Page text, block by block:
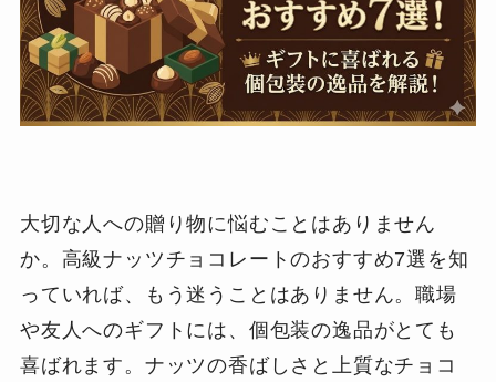
大切な人への贈り物に悩むことはありません
か。高級ナッツチョコレートのおすすめ7選を知
っていれば、もう迷うことはありません。職場
や友人へのギフトには、個包装の逸品がとても
喜ばれます。ナッツの香ばしさと上質なチョコ